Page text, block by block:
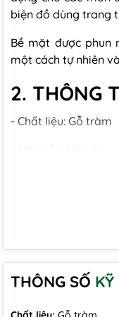
biện đồ dùng trang
Bề mặt được
một cách tự nhiên
2. THÔNG
- Chất liệu: Gỗ tràm
- Màu sắc: Màu nâu
- Dùng để bày trái
món ăn nhỏ hoặc
- Phù hợp sử
THÔNG SỐ